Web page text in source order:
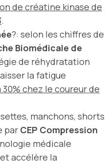
de créatine kinase de
.
?: selon les chiffres de
Biomédicale de
de réhydratation
la fatigue
30% chez le coureur de
manchons, shorts
par CEP Compression
médicale
accélère la